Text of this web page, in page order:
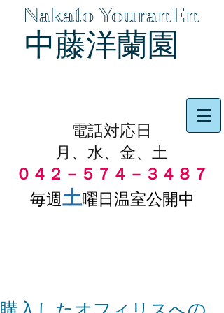
Nakato YouranEn
中藤洋蘭園
電話対応日
月、水、金、土
０４２－５７４－３４８７
毎週土曜日温室公開中